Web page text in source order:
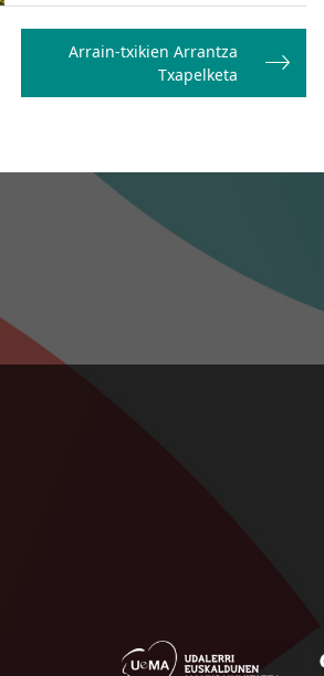
Arrain-txikien Arrantza
Txapelketa